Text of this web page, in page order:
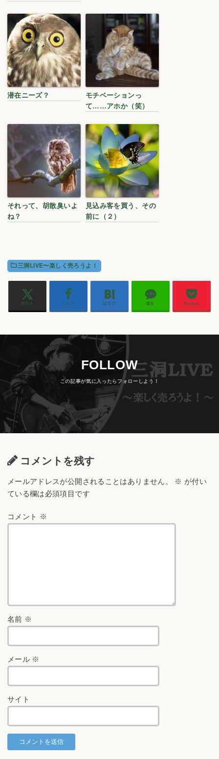
潜在ニーズ？
モチベーションっ
て……アホか（笑）
それって、胡散臭いよ
ね？
見込み客を買う、その
前に（２）
三洞LIVE〜楽しく売ろうよ！
ポスト シェア はてブ 送る Pocket
FOLLOW
コメントを残す
メールアドレスが公開されることはありません。 ※ が付い
ている欄は必須項目です
コメント ※
名前 ※
メール ※
サイト